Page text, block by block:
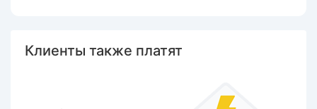
Клиенты также платят